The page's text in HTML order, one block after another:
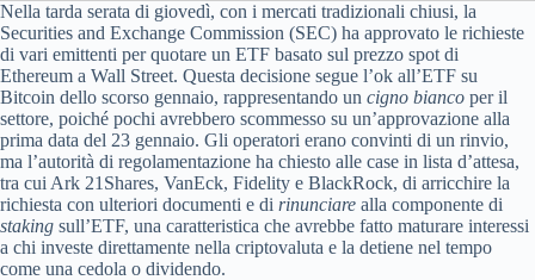
Nella tarda serata di giovedì, con i mercati tradizionali chiusi, la
Securities and Exchange Commission (SEC) ha approvato le richieste
di vari emittenti per quotare un ETF basato sul prezzo spot di
Ethereum a Wall Street. Questa decisione segue l’ok all’ETF su
Bitcoin dello scorso gennaio, rappresentando un cigno bianco per il
settore, poiché pochi avrebbero scommesso su un’approvazione alla
prima data del 23 gennaio. Gli operatori erano convinti di un rinvio,
ma l’autorità di regolamentazione ha chiesto alle case in lista d’attesa,
tra cui Ark 21Shares, VanEck, Fidelity e BlackRock, di arricchire la
richiesta con ulteriori documenti e di rinunciare alla componente di
staking sull’ETF, una caratteristica che avrebbe fatto maturare interessi
a chi investe direttamente nella criptovaluta e la detiene nel tempo
come una cedola o dividendo.